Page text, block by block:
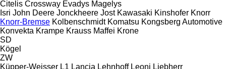
Citelis Crossway Evadys Magelys
Isri John Deere Jonckheere Jost Kawasaki Kinshofer Knorr
Knorr-Bremse Kolbenschmidt Komatsu Kongsberg Automotive
Konvekta Krampe Krauss Maffei Krone
SD
Kögel
ZW
Küpper-Weisser L1 Lancia Lehnhoff Leoni Liebherr